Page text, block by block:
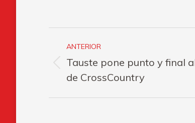
entre
publicaciones
ANTERIOR
Publicación
anterior:
Tauste pone punto y final
de CrossCountry